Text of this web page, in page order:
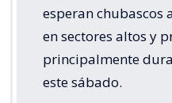
esperan chubascos
en sectores altos y
principalmente
este sábado.